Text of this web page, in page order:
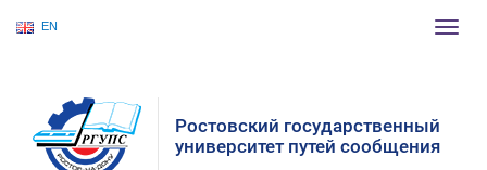
EN
Ростовский государственный
университет путей сообщения